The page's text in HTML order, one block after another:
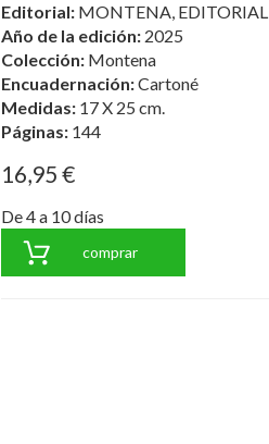
Editorial: MONTENA, EDITORIAL
Año de la edición: 2025
Colección: Montena
Encuadernación:Cartoné
Medidas: 17 X 25 cm.
Páginas: 144
16,95 €
De 4 a 10 días
comprar